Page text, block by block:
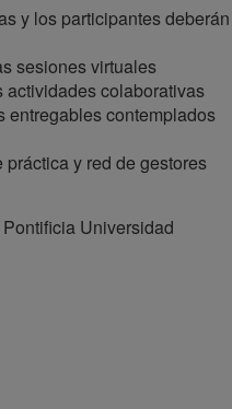
y los participantes deberán
sesiones virtuales
colaborativas
contemplados
y red de gestores
Universidad